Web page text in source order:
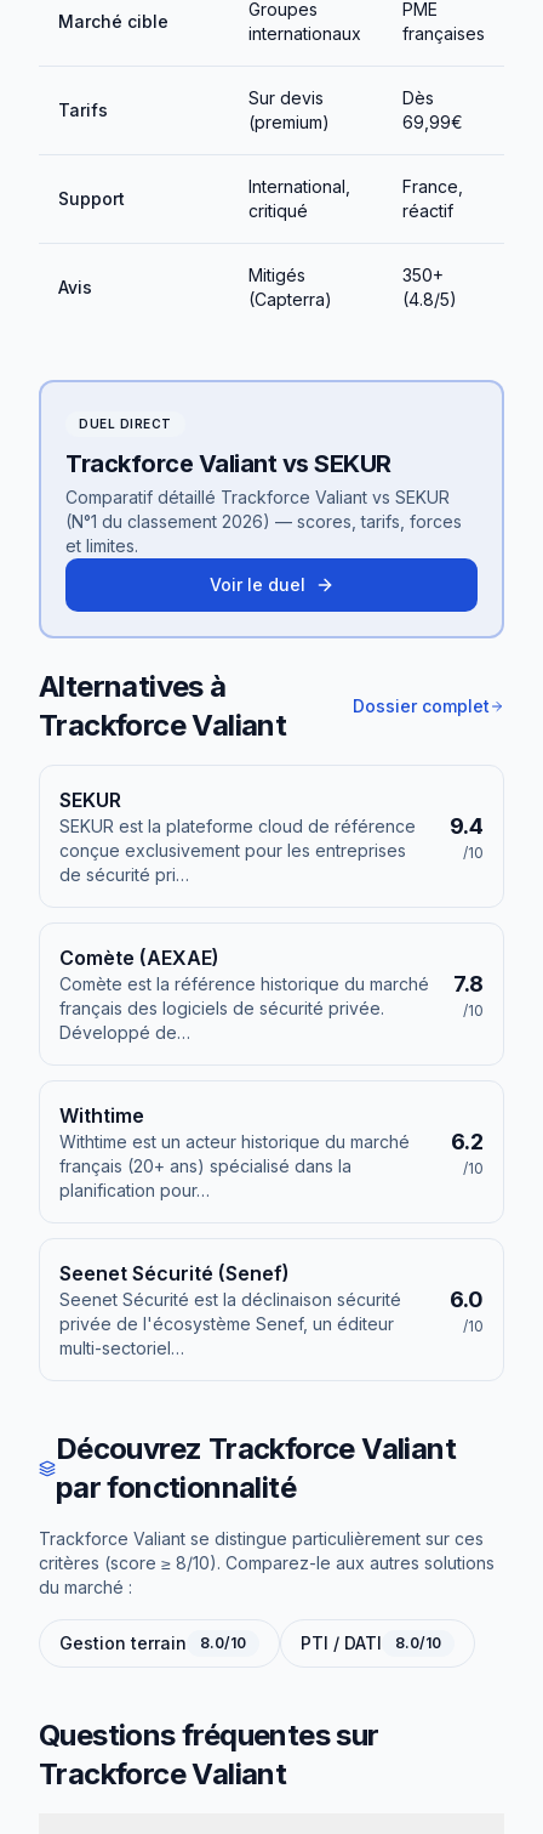
Marché cible
Groupes
internationaux
PME
françaises
Tarifs
Sur devis
(premium)
Dès
69,99€
Support
International,
critiqué
France,
réactif
Avis
Mitigés
(Capterra)
350+
(4.8/5)
DUEL DIRECT
Trackforce Valiantvs SEKUR
Comparatif détaillé Trackforce Valiant vs SEKUR
(N°1 du classement 2026) — scores, tarifs, forces
et limites.
Voir le duel
Alternatives à
Trackforce Valiant
Dossier complet
SEKUR
SEKUR est la plateforme cloud de référence
conçue exclusivement pour les entreprises
de sécurité pri…
9.4
/10
Comète (AEXAE)
Comète est la référence historique du marché
français des logiciels de sécurité privée.
Développé de…
7.8
/10
Withtime
Withtime est un acteur historique du marché
français (20+ ans) spécialisé dans la
planification pour…
6.2
/10
Seenet Sécurité (Senef)
Seenet Sécurité est la déclinaison sécurité
privée de l'écosystème Senef, un éditeur
multi-sectoriel…
6.0
/10
Découvrez Trackforce Valiant
par fonctionnalité
Trackforce Valiant se distingue particulièrement sur ces
critères (score ≥ 8/10). Comparez-le aux autres solutions
du marché :
Gestion terrain 8.0/10 PTI / DATI 8.0/10
Questions fréquentes sur
Trackforce Valiant